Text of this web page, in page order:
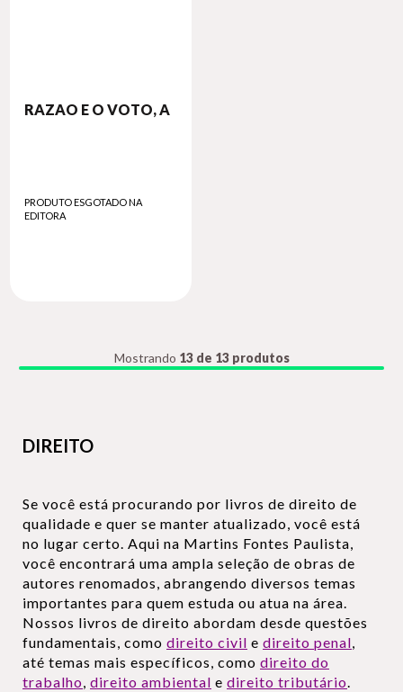
RAZAO E O VOTO, A
PRODUTO ESGOTADO NA
EDITORA
Mostrando 13 de 13 produtos
DIREITO
Se você está procurando por livros de direito de
qualidade e quer se manter atualizado, você está
no lugar certo. Aqui na Martins Fontes Paulista,
você encontrará uma ampla seleção de obras de
autores renomados, abrangendo diversos temas
importantes para quem estuda ou atua na área.
Nossos livros de direito abordam desde questões
fundamentais, como direito civil e direito penal,
até temas mais específicos, como direito do
trabalho, direito ambiental e direito tributário.